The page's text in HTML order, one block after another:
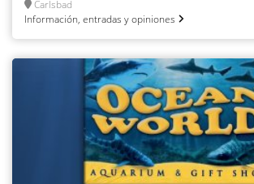
Carlsbad
Información, entradas y opiniones